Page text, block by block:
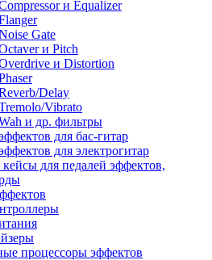
и Equalizer
Gate
и Pitch
и Distortion
Delay
Vibrato
и др. фильтры
для бас-гитар
для электрогитар
для педалей эффектов,
процессоры эффектов